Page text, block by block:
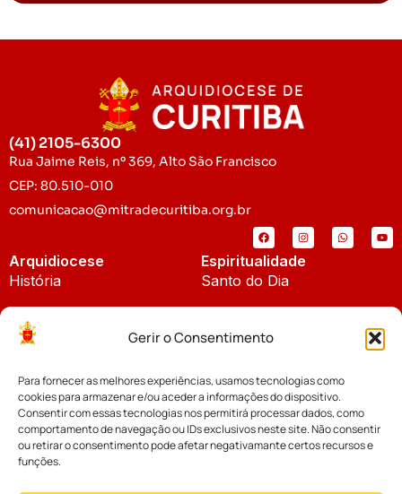
Gerir o Consentimento
Para fornecer as melhores experiências, usamos tecnologias como
cookies para armazenar e/ou aceder a informações do dispositivo.
Consentir com essas tecnologias nos permitirá processar dados, como
comportamento de navegação ou IDs exclusivos neste site. Não consentir
ou retirar o consentimento pode afetar negativamante certos recursos e
funções.
(41) 2105-6300
Rua Jaime Reis, nº 369, Alto São Francisco
CEP: 80.510-010
comunicacao@mitradecuritiba.org.br
Arquidiocese
História
Padroeira
Espiritualidade
Santo do Dia
Notícias
Notícias da Arquidiocese
Notícias Cáritas
Cúria Diocesana
Fundo Diocesano